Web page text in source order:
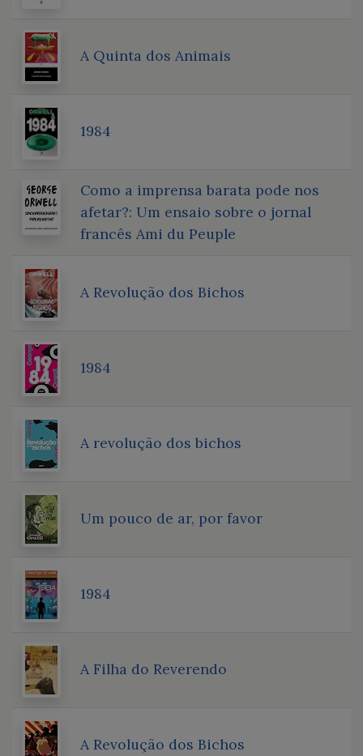
A Quinta dos Animais
1984
Como a imprensa barata pode nos
afetar?: Um ensaio sobre o jornal
francês Ami du Peuple
A Revolução dos Bichos
1984
A revolução dos bichos
Um pouco de ar, por favor
1984
A Filha do Reverendo
A Revolução dos Bichos